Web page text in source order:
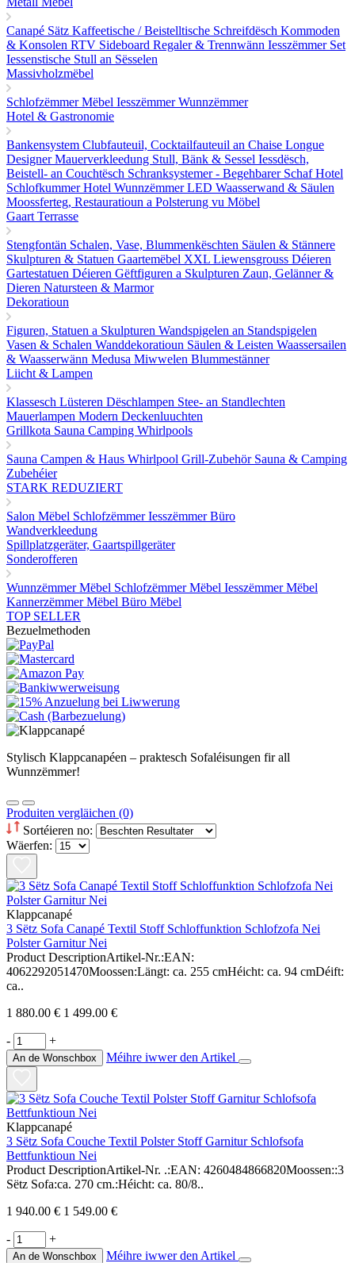
Canapé Sätz Kaffeetische / Beistelltische Schreifdësch Kommoden
& Konsolen RTV Sideboard Regaler & Trennwänn Iesszëmmer Set
Iessenstische Stull an Sësselen
Massivholzmëbel
Schlofzëmmer Mëbel IesszëmmerWunnzëmmer
Hotel & Gastronomie
Bankensystem Clubfauteuil, Cocktailfauteuil an Chaise Longue
Designer Mauerverkleedung Stull, Bänk & Sessel Iessdësch,
Beistell- an Couchtësch Schranksystemer - Begehbarer SchafHotel
SchlofkummerHotel WunnzëmmerLED Waasserwand & Säulen
Moossferteg, Restauratioun a Polsterung vu Möbel
Gaart Terrasse
Stengfontän Schalen, Vase, Blummenkëschten Säulen & Stännere
Skulpturen & Statuen Gaartemëbel XXL Liewensgrouss Déieren
Gartestatuen Déieren Gëftfiguren a Skulpturen Zaun, Gelänner &
Dieren Natursteen & Marmor
Dekoratioun
Figuren, Statuen a Skulpturen Wandspigelen an Standspigelen
Vasen & Schalen Wanddekoratioun Säulen & Leisten Waassersailen
& Waasserwänn Medusa Miwwelen Blummestänner
Liicht & Lampen
Klassesch Lüsteren Dëschlampen Stee- an Standlechten
Mauerlampen Modern Deckenluuchten
Grillkota Sauna Camping Whirlpools
Sauna Campen & Haus Whirlpool Grill-Zubehör Sauna & Camping
Zubehéier
STARK REDUZIERT
Salon Mëbel SchlofzëmmerIesszëmmerBüro
Wandverkleedung
Spillplatzgeräter, Gaartspillgeräter
Sonderofferen
Wunnzëmmer Mëbel Schlofzëmmer Mëbel Iesszëmmer Mëbel
Kannerzëmmer Mëbel Büro Mëbel
TOP SELLER
Bezuelmethoden
Stylisch Klappcanapéen – praktesch Sofaléisungen fir all
Wunnzëmmer!
Produiten vergläichen (0)
Sortéieren no:
Wäerfen:
Klappcanapé
3 Sëtz Sofa Canapé Textil Stoff Schloffunktion Schlofzofa Nei
Polster Garnitur Nei
Product DescriptionArtikel-Nr.:EAN:
4062292051470Moossen:Längt: ca. 255 cmHéicht: ca. 94 cmDéift:
ca..
1 880.00 € 1 499.00 €
- +
An de Wonschbox Méihre iwwer den Artikel
Klappcanapé
3 Sëtz Sofa Couche Textil Polster Stoff Garnitur Schlofsofa
Bettfunktioun Nei
Product DescriptionArtikel-Nr. .:EAN: 4260484866820Moossen::3
Sëtz Sofa:ca. 270 cm.:Héicht: ca. 80/8..
1 940.00 € 1 549.00 €
- +
An de Wonschbox Méihre iwwer den Artikel